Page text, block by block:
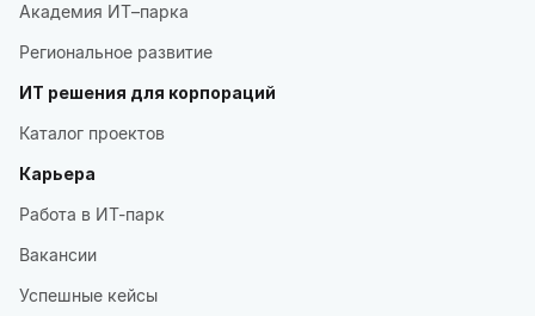
Академия ИТ–парка
Региональное развитие
ИТ решения для корпораций
Каталог проектов
Карьера
Работа в ИТ-парк
Вакансии
Успешные кейсы